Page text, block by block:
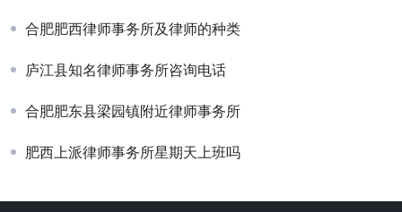
合肥肥西律师事务所及律师的种类
庐江县知名律师事务所咨询电话
合肥肥东县梁园镇附近律师事务所
肥西上派律师事务所星期天上班吗